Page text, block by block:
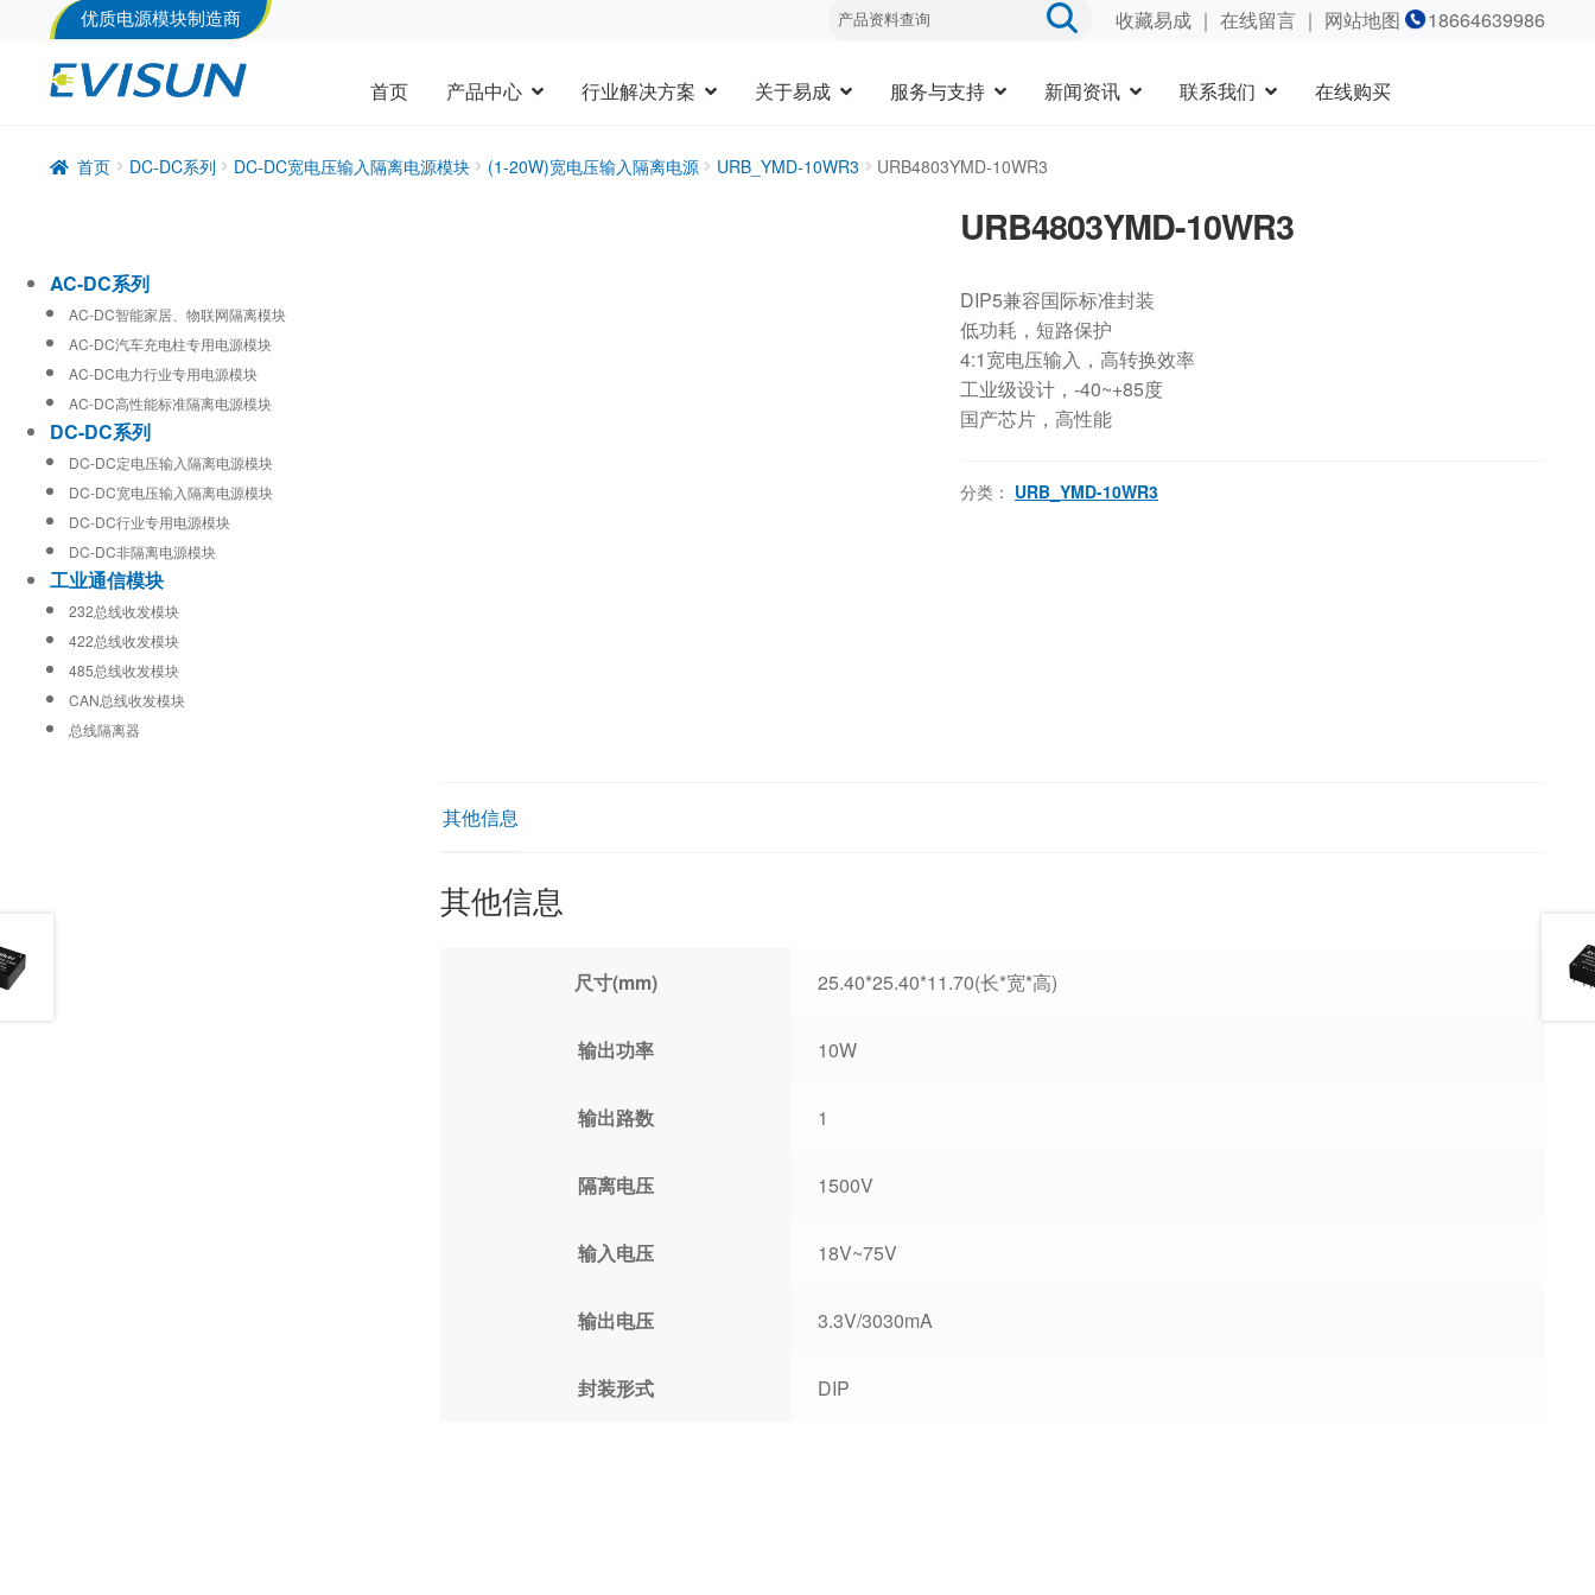
优质电源模块制造商 收藏易成｜ 在线留言｜ 网站地图 18664639986
首页 产品中心 行业解决方案 关于易成 服务与支持 新闻资讯 联系我们 在线购买
首页 DC-DC系列 DC-DC宽电压输入隔离电源模块 (1-20W)宽电压输入隔离电源 URB_YMD-10WR3 URB4803YMD-10WR3
URB4803YMD-10WR3
DIP5兼容国际标准封装
低功耗，短路保护
4:1宽电压输入，高转换效率
工业级设计，-40~+85度
国产芯片，高性能
分类： URB_YMD-10WR3
其他信息
其他信息
尺寸(mm) 25.40*25.40*11.70(长*宽*高)
输出功率 10W
输出路数 1
隔离电压 1500V
输入电压 18V~75V
输出电压 3.3V/3030mA
封装形式 DIP
AC-DC系列
AC-DC智能家居、物联网隔离模块
AC-DC汽车充电柱专用电源模块
AC-DC电力行业专用电源模块
AC-DC高性能标准隔离电源模块
DC-DC系列
DC-DC定电压输入隔离电源模块
DC-DC宽电压输入隔离电源模块
DC-DC行业专用电源模块
DC-DC非隔离电源模块
工业通信模块
232总线收发模块
422总线收发模块
485总线收发模块
CAN总线收发模块
总线隔离器